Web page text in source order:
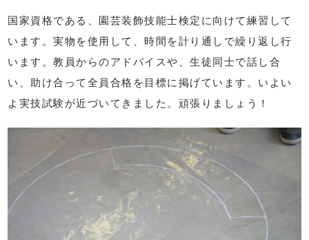
国家資格である、園芸装飾技能士検定に向けて練習して
います。実物を使用して、時間を計り通しで繰り返し行
います。教員からのアドバイスや、生徒同士で話し合
い、助け合って全員合格を目標に掲げています。いよい
よ実技試験が近づいてきました。頑張りましょう！